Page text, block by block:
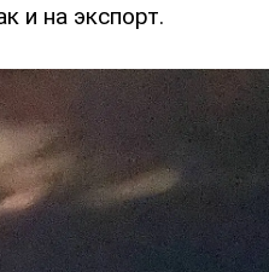
и на экспорт.